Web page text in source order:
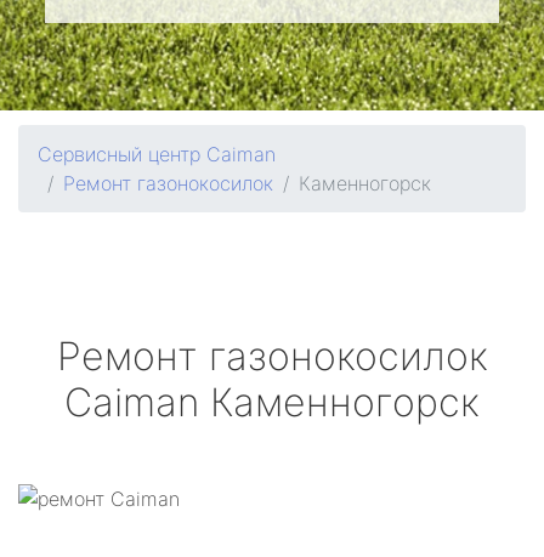
Сервисный центр Caiman
Ремонт газонокосилок
Каменногорск
Ремонт газонокосилок
Caiman Каменногорск